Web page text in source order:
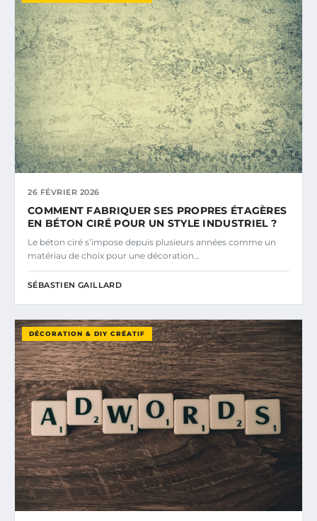
26 FÉVRIER 2026
COMMENT FABRIQUER SES PROPRES ÉTAGÈRES
EN BÉTON CIRÉ POUR UN STYLE INDUSTRIEL ?
Le béton ciré s’impose depuis plusieurs années comme un
matériau de choix pour une décoration…
SÉBASTIEN GAILLARD
DÉCORATION & DIY CRÉATIF